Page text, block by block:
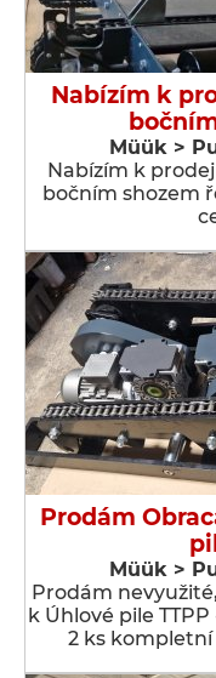
Nabízím k
Müük >
Nabízím k
bočním shozem
Prodám
Müük >
Prodám
k Úhlové pile
2 ks kompletní